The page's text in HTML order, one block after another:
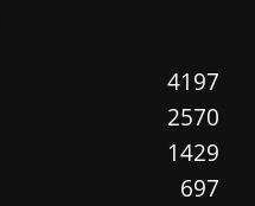
4197
2570
1429
697